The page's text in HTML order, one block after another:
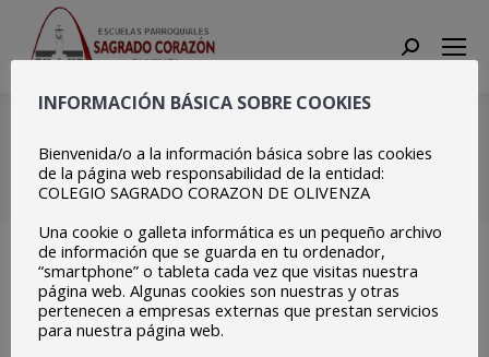
Search:
WhatsApp Image 2023-
04-28 at 14.03.22
Estás aquí:
Inicio WhatsApp Image 2023-04-28 at 14.03.22
INFORMACIÓN BÁSICA SOBRE COOKIES
Bienvenida/o a la información básica sobre las cookies
de la página web responsabilidad de la entidad:
COLEGIO SAGRADO CORAZON DE OLIVENZA
Una cookie o galleta informática es un pequeño archivo
de información que se guarda en tu ordenador,
“smartphone” o tableta cada vez que visitas nuestra
página web. Algunas cookies son nuestras y otras
pertenecen a empresas externas que prestan servicios
para nuestra página web.